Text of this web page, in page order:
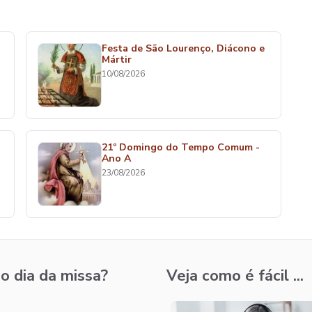
Festa de São Lourenço, Diácono e
Mártir
10/08/2026
21º Domingo do Tempo Comum -
Ano A
23/08/2026
dia da missa? Veja como é fácil ...